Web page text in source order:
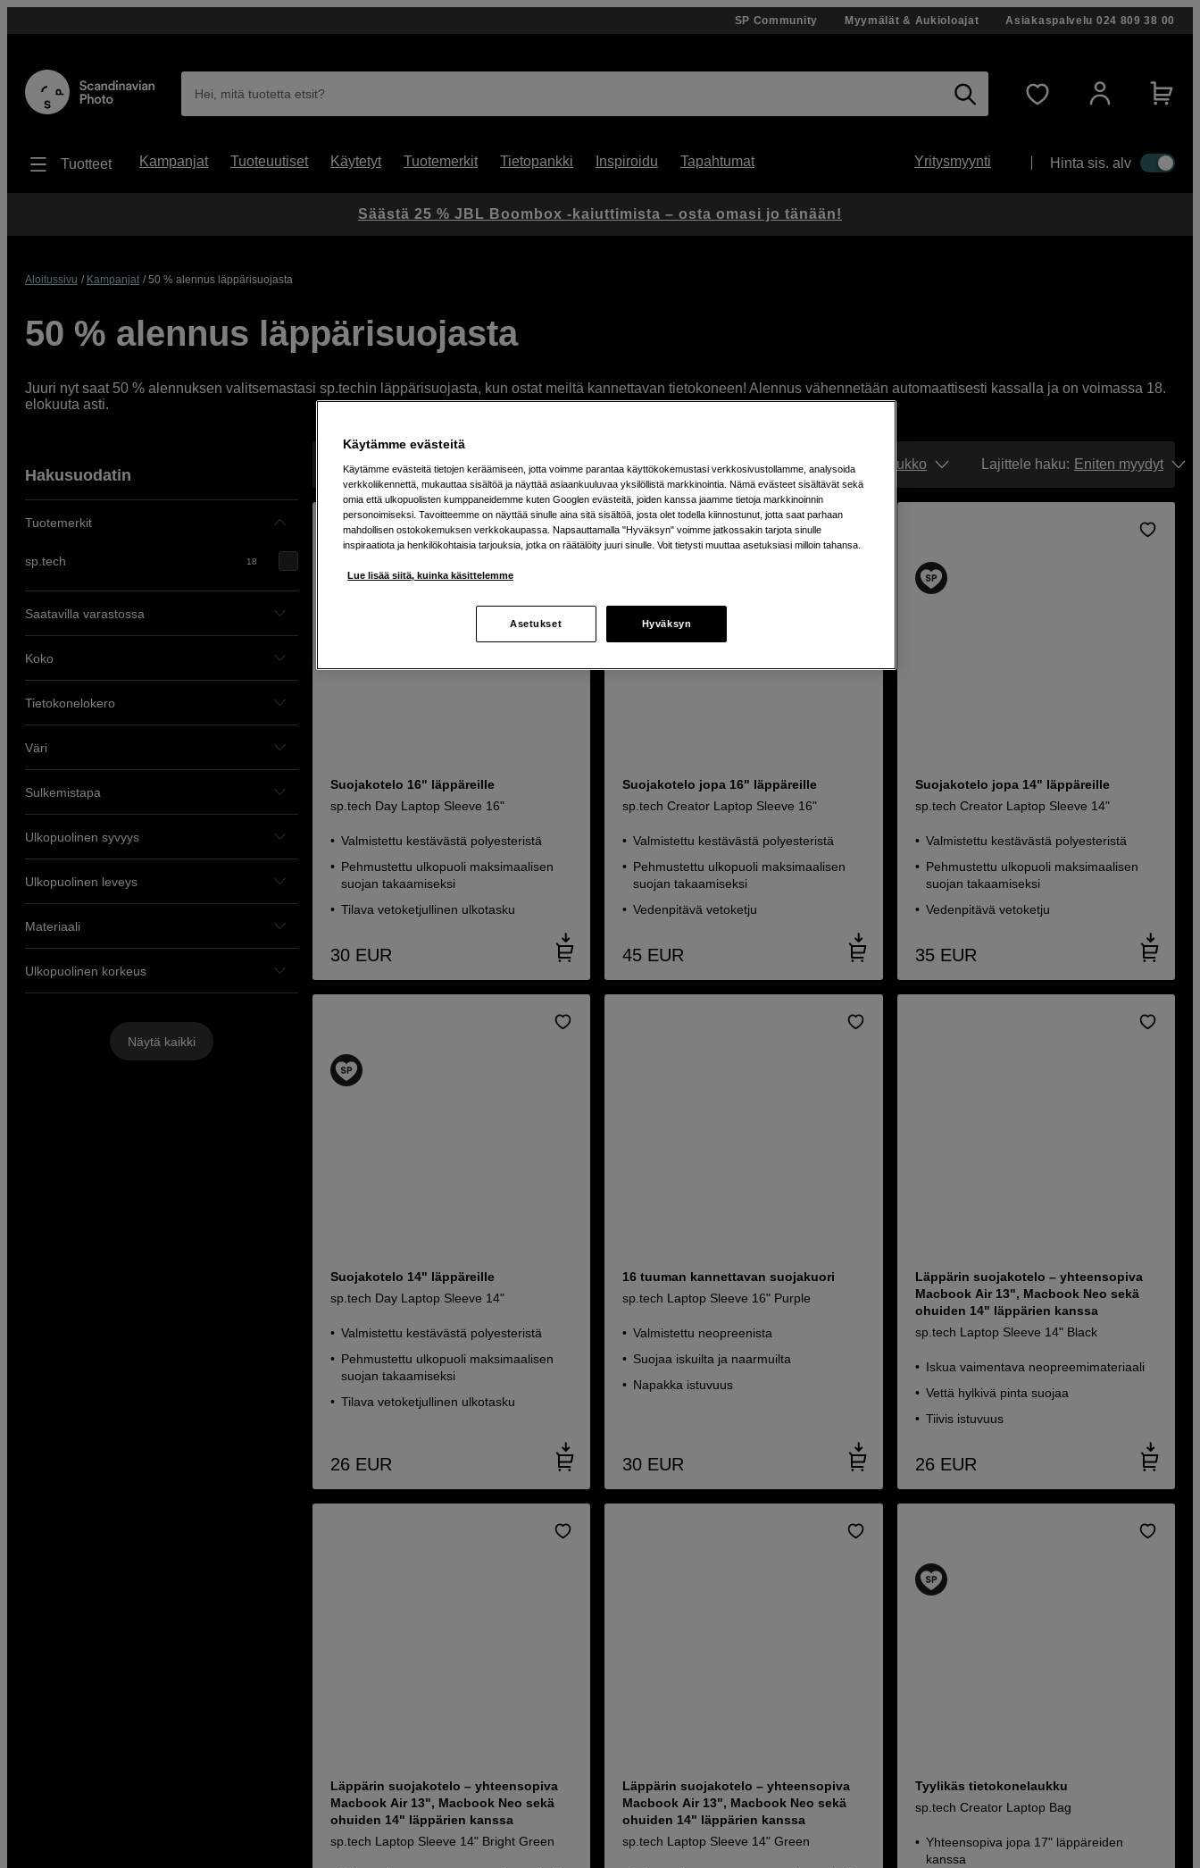
SP Community Myymälät & Aukioloajat Asiakaspalvelu 024 809 38 00
Hei, mitä tuotetta etsit?
Tuotteet Kampanjat Tuoteuutiset Käytetyt Tuotemerkit Tietopankki Inspiroidu Tapahtumat Yritysmyynti Hinta sis. alv
Aloitussivu Kampanjat 50 % alennus läppärisuojasta
50 % alennus läppärisuojasta
Juuri nyt saat 50 % alennuksen valitsemastasi sp.techin läppärisuojasta, kun ostat meiltä kannettavan tietokoneen! Alennus vähennetään automaattisesti kassalla ja on voimassa 18.
elokuuta asti.
Hakusuodatin
Tuotemerkit
sp.tech 18
Saatavilla varastossa
Koko
Tietokonelokero
Väri
Sulkemistapa
Ulkopuolinen syvyys
Ulkopuolinen leveys
Materiaali
Ulkopuolinen korkeus
Näytä kaikki
Näyttää 18 tuotetta Näytä: Ruudukko Lajittele haku: Eniten myydyt
Suojakotelo 16" läppäreille
sp.tech Day Laptop Sleeve 16"
Valmistettu kestävästä polyesteristä
Pehmustettu ulkopuoli maksimaalisen
suojan takaamiseksi
Tilava vetoketjullinen ulkotasku
30 EUR
Suojakotelo jopa 16" läppäreille
sp.tech Creator Laptop Sleeve 16"
Valmistettu kestävästä polyesteristä
Pehmustettu ulkopuoli maksimaalisen
suojan takaamiseksi
Vedenpitävä vetoketju
45 EUR
Suojakotelo jopa 14" läppäreille
sp.tech Creator Laptop Sleeve 14"
Valmistettu kestävästä polyesteristä
Pehmustettu ulkopuoli maksimaalisen
suojan takaamiseksi
Vedenpitävä vetoketju
35 EUR
Suojakotelo 14" läppäreille
sp.tech Day Laptop Sleeve 14"
Valmistettu kestävästä polyesteristä
Pehmustettu ulkopuoli maksimaalisen
suojan takaamiseksi
Tilava vetoketjullinen ulkotasku
26 EUR
16 tuuman kannettavan suojakuori
sp.tech Laptop Sleeve 16" Purple
Valmistettu neopreenista
Suojaa iskuilta ja naarmuilta
Napakka istuvuus
30 EUR
Läppärin suojakotelo – yhteensopiva
Macbook Air 13", Macbook Neo sekä
ohuiden 14" läppärien kanssa
sp.tech Laptop Sleeve 14" Black
Iskua vaimentava neopreemimateriaali
Vettä hylkivä pinta suojaa
Tiivis istuvuus
26 EUR
Läppärin suojakotelo – yhteensopiva
Macbook Air 13", Macbook Neo sekä
ohuiden 14" läppärien kanssa
sp.tech Laptop Sleeve 14" Bright Green
Läppärin suojakotelo – yhteensopiva
Macbook Air 13", Macbook Neo sekä
ohuiden 14" läppärien kanssa
sp.tech Laptop Sleeve 14" Green
Tyylikäs tietokonelaukku
sp.tech Creator Laptop Bag
Yhteensopiva jopa 17" läppäreiden
kanssa
Säästä 25 % JBL Boombox -kaiuttimista – osta omasi jo tänään!
Käytämme evästeitä
Käytämme evästeitä tietojen keräämiseen, jotta voimme parantaa käyttökokemustasi verkkosivustollamme, analysoida
verkkoliikennettä, mukauttaa sisältöä ja näyttää asiaankuuluvaa yksilöllistä markkinointia. Nämä evästeet sisältävät sekä
omia että ulkopuolisten kumppaneidemme kuten Googlen evästeitä, joiden kanssa jaamme tietoja markkinoinnin
personoimiseksi. Tavoitteemme on näyttää sinulle aina sitä sisältöä, josta olet todella kiinnostunut, jotta saat parhaan
mahdollisen ostokokemuksen verkkokaupassa. Napsauttamalla "Hyväksyn" voimme jatkossakin tarjota sinulle
inspiraatiota ja henkilökohtaisia tarjouksia, jotka on räätälöity juuri sinulle. Voit tietysti muuttaa asetuksiasi milloin tahansa.
Lue lisää siitä, kuinka käsittelemme
Asetukset Hyväksyn